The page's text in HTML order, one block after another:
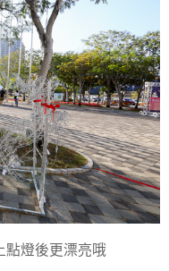
點燈後更漂亮哦